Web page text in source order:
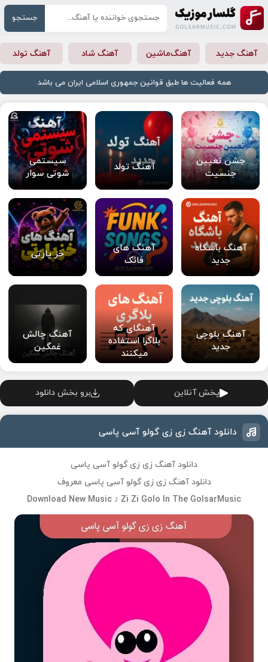
جستجو
آهنگ جدید آهنگ‌ماشین آهنگ شاد آهنگ تولد
همه فعالیت ها طبق قوانین جمهوری اسلامی ایران می باشد
جشن تعیین
جنسیت
آهنگ تولد
سیستمی
شوتی سوار
آهنگ باشگاه
جدید
آهنگ های
فانک
خز پارتی
آهنگ بلوچی
جدید
آهنگای که
بلاگرا استفاده
میکنند
آهنگ چالش
غمگین
پخش آنلاین برو بخش دانلود
دانلود آهنگ زی زی گولو آسی پاسی
دانلود آهنگ زی زی گولو آسی پاسی
دانلود آهنگ زی زی گولو آسی پاسی معروف
Download New Music ♪ Zi Zi Golo In The GolsarMusic